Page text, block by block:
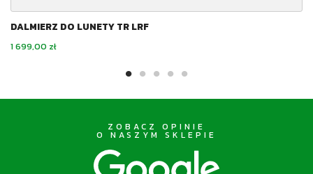
DALMIERZ DO LUNETY TR LRF
Cena
1 699,00 zł
ZOBACZ OPINIE
O NASZYM SKLEPIE